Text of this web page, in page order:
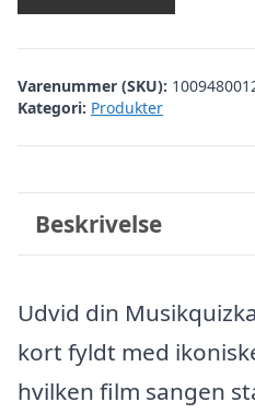
Varenummer (SKU):
Kategori: Produkter
Beskrivelse
Udvid din
kort fyldt med
hvilken film sangen